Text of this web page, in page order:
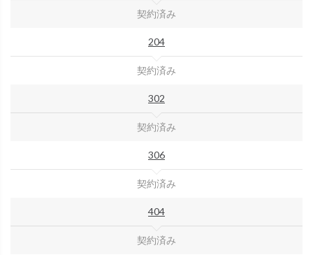
契約済み
204
契約済み
302
契約済み
306
契約済み
404
契約済み